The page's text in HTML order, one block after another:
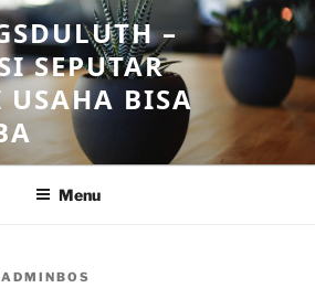
–
SEPUTAR
USAHA BISA
Menu
ADMINBOS